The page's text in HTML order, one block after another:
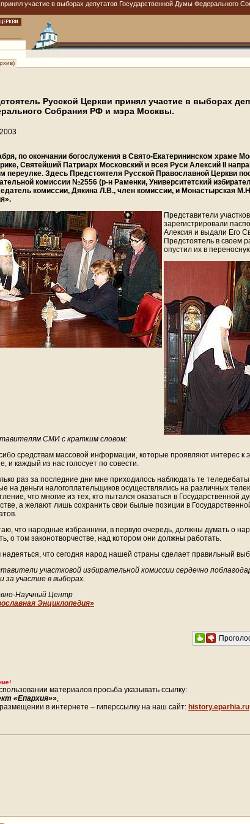
участие в выборах депутатов Государственной Думы Федерального
Русской Церкви принял участие в выборах
Собрания РФ и мэра Москвы.
по окончании богослужения в Свято-Екатерининском храме
Святейший Патриарх Московский и всея Руси Алексий II
переулке. Здесь Предстоятеля Русской Православной Церкви
комиссии №2556 (р-н Раменки, Университетский
комиссии, Дякина Л.В., член комиссии, и Монастырская
Представители
зарегистрировали
Алексия и выдали Его
Предстоятель в своем
опустил их в
СМИ с кратким словом:
средствам массовой информации, которые проявляют интерес к
и каждый из нас голосует по совести.
раз за последние дни мне приходилось наблюдать те
на деньги налогоплательщиков осуществлялись на различных
что многие из тех, кто пытался оказаться в Государственной
а желают лишь сохранить свои былые позиции в
что народные избранники, в первую очередь, должны думать о
о том законотворчестве, над котором они должны работать.
надеяться, что сегодня народ нашей страны сделает правильный
участковой избирательной комиссии сердечно
за участие в выборах.
Научный Центр
Энциклопедия»
материалов просьба указывать ссылку:
«Епархия»»
в интернете – гиперссылку на наш сайт: history.eparhia.ru